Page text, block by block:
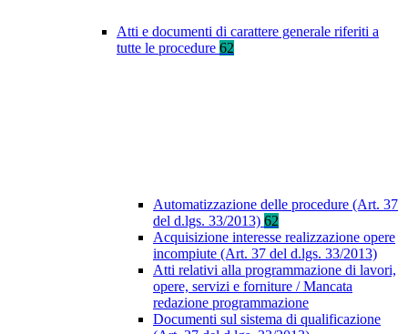
Atti e documenti di carattere generale riferiti a
tutte le procedure 62
Automatizzazione delle procedure (Art. 37
del d.lgs. 33/2013) 62
Acquisizione interesse realizzazione opere
incompiute (Art. 37 del d.lgs. 33/2013)
Atti relativi alla programmazione di lavori,
opere, servizi e forniture / Mancata
redazione programmazione
Documenti sul sistema di qualificazione